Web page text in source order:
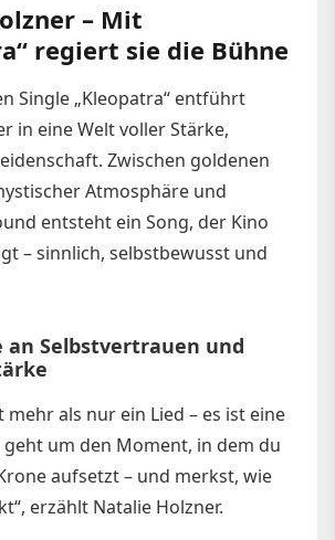
– Mit
regiert sie die Bühne
Single „Kleopatra“ entführt
in eine Welt voller Stärke,
Zwischen goldenen
Atmosphäre und
entsteht ein Song, der Kino
– sinnlich, selbstbewusst und
an Selbstvertrauen und
mehr als nur ein Lied – es ist eine
geht um den Moment, in dem du
aufsetzt – und merkst, wie
erzählt Natalie Holzner.